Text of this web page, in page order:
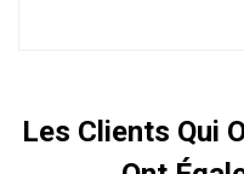
Les Clients Qui